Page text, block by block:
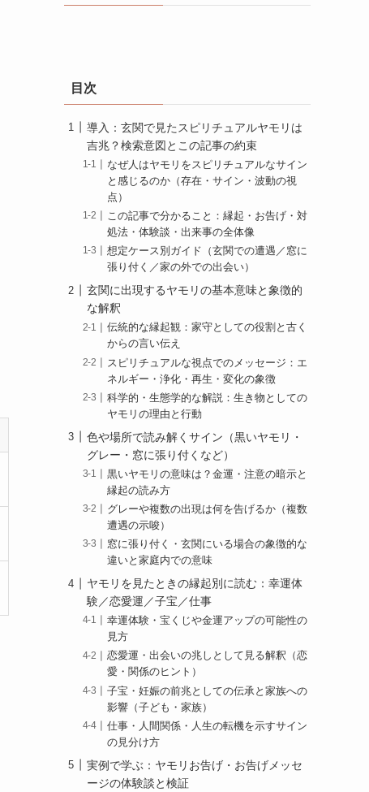
目次
導入：玄関で見たスピリチュアルヤモリは
吉兆？検索意図とこの記事の約束
なぜ人はヤモリをスピリチュアルなサイン
と感じるのか（存在・サイン・波動の視
点）
この記事で分かること：縁起・お告げ・対
処法・体験談・出来事の全体像
想定ケース別ガイド（玄関での遭遇／窓に
張り付く／家の外での出会い）
玄関に出現するヤモリの基本意味と象徴的
な解釈
伝統的な縁起観：家守としての役割と古く
からの言い伝え
スピリチュアルな視点でのメッセージ：エ
ネルギー・浄化・再生・変化の象徴
科学的・生態学的な解説：生き物としての
ヤモリの理由と行動
色や場所で読み解くサイン（黒いヤモリ・
グレー・窓に張り付くなど）
黒いヤモリの意味は？金運・注意の暗示と
縁起の読み方
グレーや複数の出現は何を告げるか（複数
遭遇の示唆）
窓に張り付く・玄関にいる場合の象徴的な
違いと家庭内での意味
ヤモリを見たときの縁起別に読む：幸運体
験／恋愛運／子宝／仕事
幸運体験・宝くじや金運アップの可能性の
見方
恋愛運・出会いの兆しとして見る解釈（恋
愛・関係のヒント）
子宝・妊娠の前兆としての伝承と家族への
影響（子ども・家族）
仕事・人間関係・人生の転機を示すサイン
の見分け方
実例で学ぶ：ヤモリお告げ・お告げメッセ
ージの体験談と検証